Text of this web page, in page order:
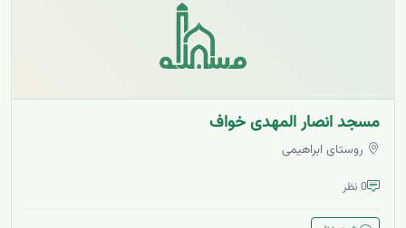
مسجد انصار المهدی خواف
روستای ابراهیمی
0 نظر